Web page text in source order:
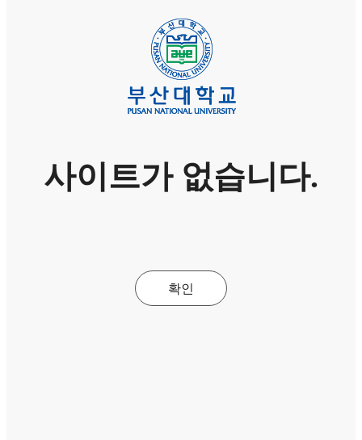
사이트가 없습니다.